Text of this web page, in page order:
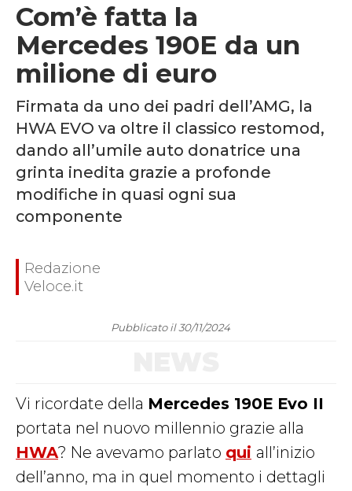
Com’è fatta la
Mercedes 190E da un
milione di euro
Firmata da uno dei padri dell’AMG, la
HWA EVO va oltre il classico restomod,
dando all’umile auto donatrice una
grinta inedita grazie a profonde
modifiche in quasi ogni sua
componente
Redazione
Veloce.it
Pubblicato il 30/11/2024
Vi ricordate della Mercedes 190E Evo II
portata nel nuovo millennio grazie alla
HWA? Ne avevamo parlato qui all’inizio
dell’anno, ma in quel momento i dettagli